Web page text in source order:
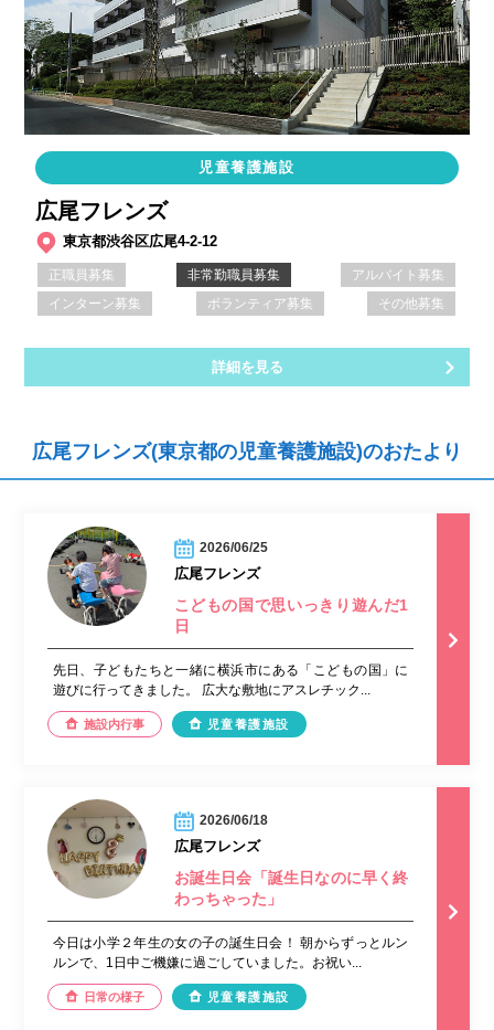
児童養護施設
広尾フレンズ
東京都渋谷区広尾4-2-12
正職員募集 非常勤職員募集
アルバイト募集
インターン募集
ボランティア募集 その他募集
詳細を見る
広尾フレンズ(東京都の児童養護施設)のおたより
2026/06/25
広尾フレンズ
こどもの国で思いっきり遊んだ1
日
先日、子どもたちと一緒に横浜市にある「こどもの国」に
遊びに行ってきました。 広大な敷地にアスレチック...
施設内行事 児童養護施設
2026/06/18
広尾フレンズ
お誕生日会「誕生日なのに早く終
わっちゃった」
今日は小学２年生の女の子の誕生日会！ 朝からずっとルン
ルンで、1日中ご機嫌に過ごしていました。お祝い...
日常の様子 児童養護施設